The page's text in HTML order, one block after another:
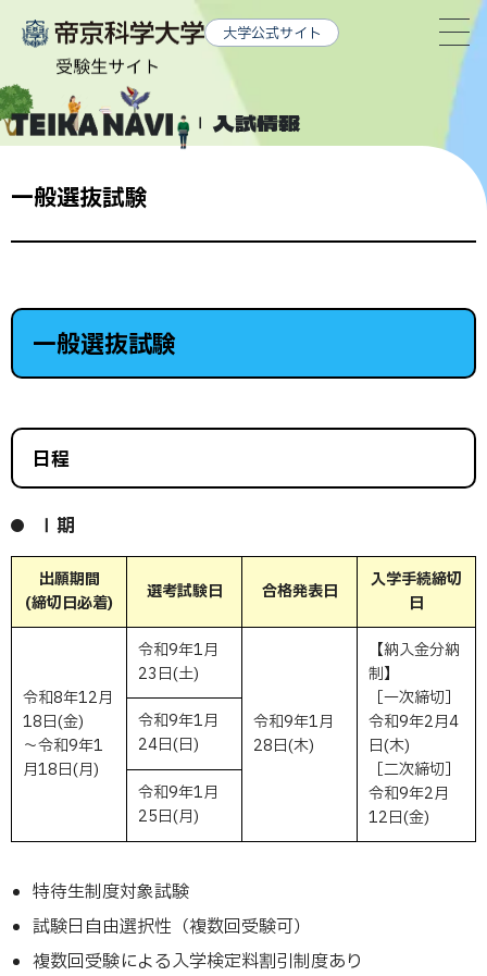
バ
ル
ビ
ョ
へ
ル
ナ
ゲ
ン
ー
へ
大学公式サイト
入試情報
一般選抜試験
一般選抜試験
日程
Ⅰ期
出願期間
(締切日必着)
選考試験日 合格発表日
入学手続締切
日
令和8年12月
18日(金)
～令和9年1
月18日(月)
令和9年1月
23日(土)
令和9年1月
28日(木)
【納入金分納
制】
［一次締切］
令和9年2月4
日(木)
［二次締切］
令和9年2月
12日(金)
令和9年1月
24日(日)
令和9年1月
25日(月)
特待生制度対象試験
試験日自由選択性（複数回受験可）
複数回受験による入学検定料割引制度あり